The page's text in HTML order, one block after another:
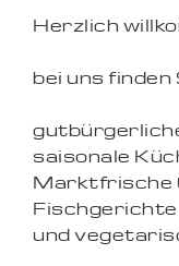
Herzlich
bei uns finden
saisonale
Marktfrische
Fischgerichte
und